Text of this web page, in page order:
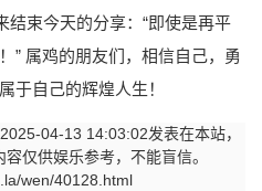
结束今天的分享：“即使是再平
” 属鸡的朋友们，相信自己，勇
于自己的辉煌人生！
04-13 14:03:02发表在本站，
仅供娱乐参考，不能盲信。
wen/40128.html